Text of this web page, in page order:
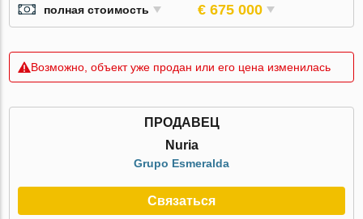
полная стоимость € 675 000
Возможно, объект уже продан или его цена изменилась
ПРОДАВЕЦ
Nuria
Grupo Esmeralda
Связаться